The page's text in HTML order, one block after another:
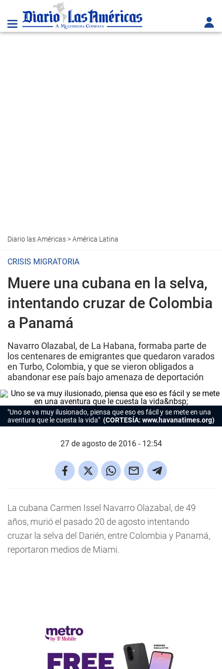
Diario las Américas>América Latina
CRISIS MIGRATORIA
Muere una cubana en la selva,
intentando cruzar de Colombia
a Panamá
Navarro Olazabal, de La Habana, formaba parte de
los centenares de emigrantes que quedaron varados
en Turbo, Colombia, y que se vieron obligados a
abandonar ese país bajo amenaza de deportación
"Uno se va muy ilusionado, piensa que eso es fácil y se mete en una
aventura que le cuesta la vida" (CORTESÍA: www.havanatimes.org)
27 de agosto de 2016 - 12:54
La cubana Carmen Issel Navarro Olazabal, de 49
años, murió el pasado 20 de agosto intentando
cruzar la selva del Darién, entre Colombia y Panamá,
reportaron medios de Miami.